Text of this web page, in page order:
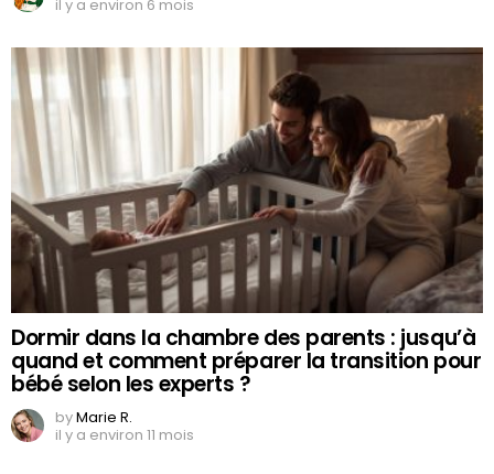
il y a environ 6 mois
Dormir dans la chambre des parents : jusqu’à
quand et comment préparer la transition pour
bébé selon les experts ?
byMarie R.
il y a environ 11 mois